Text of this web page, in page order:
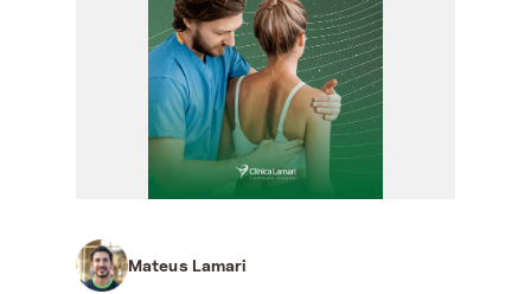
Mateus Lamari